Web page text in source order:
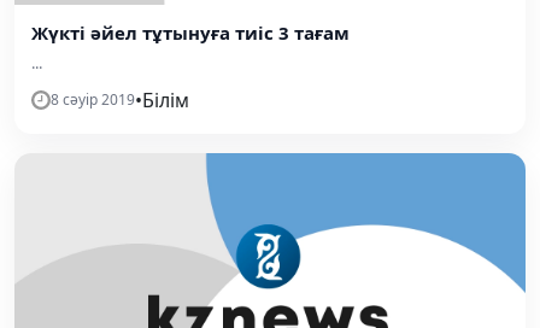
Жүкті әйел тұтынуға тиіс 3 тағам
...
8 сәуір 2019•Білім